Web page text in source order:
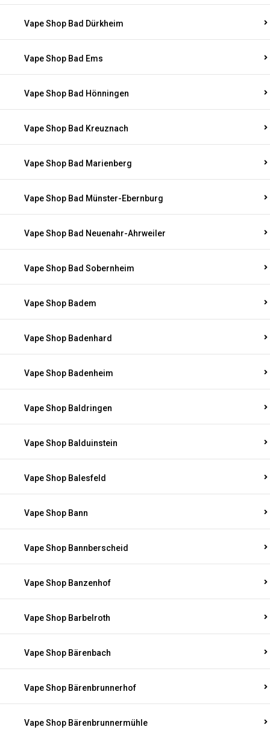
Vape Shop Bad Dürkheim
Vape Shop Bad Ems
Vape Shop Bad Hönningen
Vape Shop Bad Kreuznach
Vape Shop Bad Marienberg
Vape Shop Bad Münster-Ebernburg
Vape Shop Bad Neuenahr-Ahrweiler
Vape Shop Bad Sobernheim
Vape Shop Badem
Vape Shop Badenhard
Vape Shop Badenheim
Vape Shop Baldringen
Vape Shop Balduinstein
Vape Shop Balesfeld
Vape Shop Bann
Vape Shop Bannberscheid
Vape Shop Banzenhof
Vape Shop Barbelroth
Vape Shop Bärenbach
Vape Shop Bärenbrunnerhof
Vape Shop Bärenbrunnermühle